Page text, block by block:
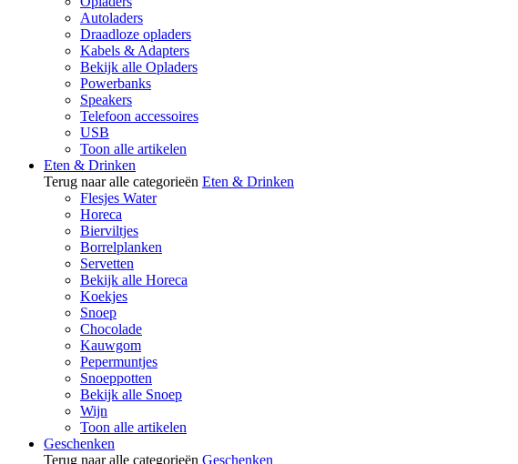
Autoladers
Draadloze opladers
Kabels & Adapters
Bekijk alle Opladers
Powerbanks
Speakers
Telefoon accessoires
USB
Toon alle artikelen
Eten & Drinken
Terug naar alle categorieën Eten & Drinken
Flesjes Water
Horeca
Bierviltjes
Borrelplanken
Servetten
Bekijk alle Horeca
Koekjes
Snoep
Chocolade
Kauwgom
Pepermuntjes
Snoeppotten
Bekijk alle Snoep
Wijn
Toon alle artikelen
Geschenken
Terug naar alle categorieën Geschenken